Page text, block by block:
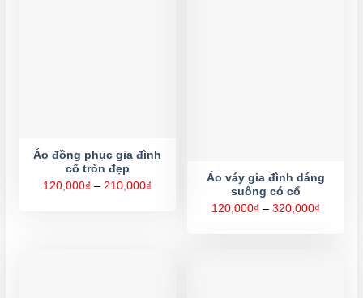
Áo đồng phục gia đình
cổ tròn đẹp
120,000₫ – 210,000₫
Áo váy gia đình dáng
suông có cổ
120,000₫ – 320,000₫Khoảng